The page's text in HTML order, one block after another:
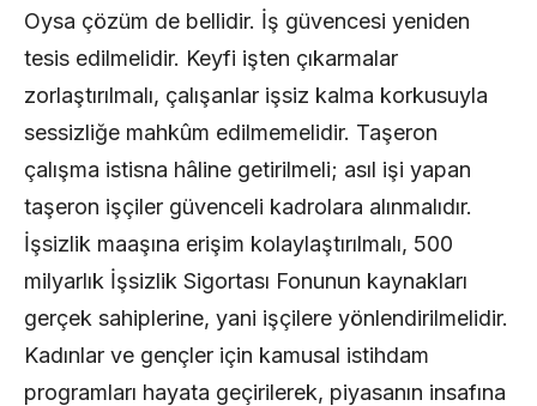
Oysa çözüm de bellidir. İş güvencesi yeniden
tesis edilmelidir. Keyfi işten çıkarmalar
zorlaştırılmalı, çalışanlar işsiz kalma korkusuyla
sessizliğe mahkûm edilmemelidir. Taşeron
çalışma istisna hâline getirilmeli; asıl işi yapan
taşeron işçiler güvenceli kadrolara alınmalıdır.
İşsizlik maaşına erişim kolaylaştırılmalı, 500
milyarlık İşsizlik Sigortası Fonunun kaynakları
gerçek sahiplerine, yani işçilere yönlendirilmelidir.
Kadınlar ve gençler için kamusal istihdam
programları hayata geçirilerek, piyasanın insafına